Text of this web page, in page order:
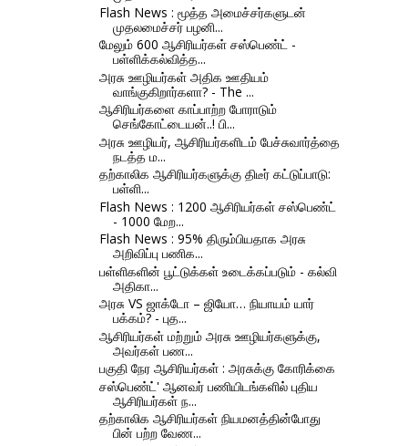
Flash News : மூத்த அமைச்சர்களுடன்
முதலமைச்சர் பழனி...
மேலும் 600 ஆசிரியர்கள் சஸ்பெண்ட் -
பள்ளிக்கல்வித்த...
அரசு ஊழியர்கள் அதிக ஊதியம்
வாங்குகிறார்களா? - The ...
ஆசிரியர்களை காப்பாற்ற போராடும்
செங்கோட்டையன்..! பி...
அரசு ஊழியர், ஆசிரியர்களிடம் பேச்சுவார்த்தை
நடத்த ம...
தற்காலிக ஆசிரியர்களுக்கு திடீர் கட்டுப்பாடு:
பள்ளி...
Flash News : 1200 ஆசிரியர்கள் சஸ்பெண்ட்
- 1000 மேற...
Flash News : 95% திரும்பியதாக அரசு
அறிவிப்பு பணிக...
பள்ளிகளின் பூட்டுக்கள் உடைக்கப்படும் - கல்வி
அதிகா...
அரசு VS ஜாக்டோ – ஜியோ… நியாயம் யார்
பக்கம்? - புத...
ஆசிரியர்கள் மற்றும் அரசு ஊழியர்களுக்கு,
அவர்கள் பண...
பகுதி நேர ஆசிரியர்கள் : அரசுக்கு கோரிக்கை
சஸ்பெண்ட்' ஆனவர் பணியிடங்களில் புதிய
ஆசிரியர்கள் ந...
தற்காலிக ஆசிரியர்கள் நியமனத்தின்போது
பின் பற்ற வேண...